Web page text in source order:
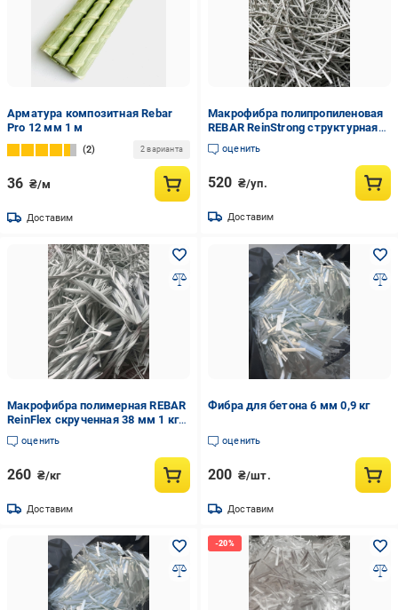
Арматура композитная Rebar
Pro 12 мм 1 м
2 2 варианта
36 ₴/м
Доставим
Макрофибра полипропиленовая
REBAR ReinStrong структурная
40 мм 3 кг (34346921)
оценить
520 ₴/уп.
Доставим
Макрофибра полимерная REBAR
ReinFlex скрученная 38 мм 1 кг
(34341960)
оценить
260 ₴/кг
Доставим
Фибра для бетона 6 мм 0,9 кг
оценить
200 ₴/шт.
Доставим